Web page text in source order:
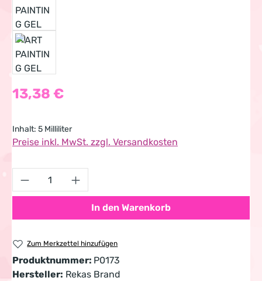
Regulärer Preis:
13,38 €
Inhalt: 5 Milliliter
Preise inkl. MwSt. zzgl. Versandkosten
Produkt Anzahl: Gib den gewünschten
In den Warenkorb
Zum Merkzettel hinzufügen
Produktnummer: P0173
Hersteller: Rekas Brand